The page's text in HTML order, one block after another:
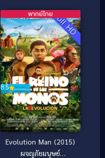
Full HD
8.5
พากย์ไทย
Evolution Man (2015)
ผจญภัยมนุษย์